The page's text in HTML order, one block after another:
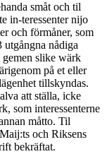
småt och til
in-teressenter nijo
och förmåner, som
nådiga
slike wärk
på et eller
tillskyndas.
att ställa, icke
som interessenterne
måtto. Til
och Riksens
bekräftat.